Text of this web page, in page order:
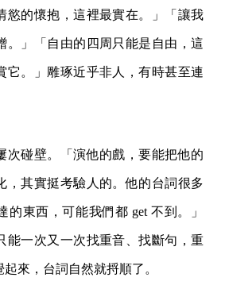
慾的懷抱，這裡最實在。」「讓我
。」「自由的四周只能是自由，這
它。」雕琢近乎非人，有時甚至連
次碰壁。「演他的戲，要能把他的
，其實挺考驗人的。他的台詞很多
的東西，可能我們都 get 不到。」
能一次又一次找重音、找斷句，重
來，台詞自然就捋順了。